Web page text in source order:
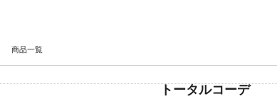
商品一覧
トータルコーデ